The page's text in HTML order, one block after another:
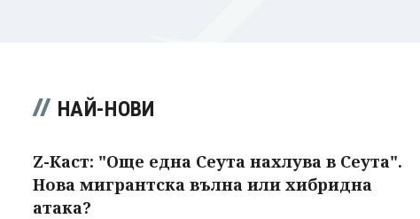
НАЙ-НОВИ
Z-Каст: "Още една Сеута нахлува в Сеута".
Нова мигрантска вълна или хибридна
атака?